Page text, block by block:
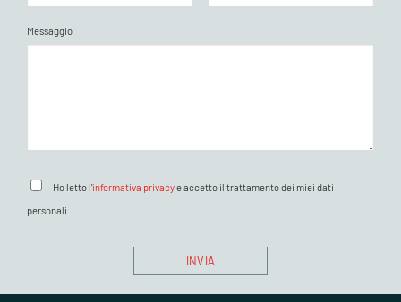
Messaggio
Ho letto l'informativa privacye accetto il trattamento dei miei dati
personali.